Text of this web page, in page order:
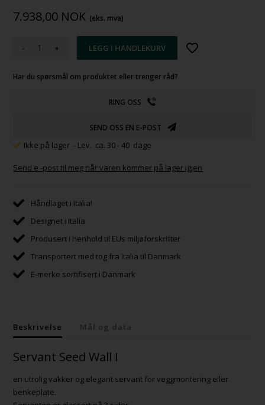
7.938,00 NOK (eks. mva)
- +
Har du spørsmål om produktet eller trenger råd?
RING OSS
SEND OSS EN E-POST
Ikke på lager - Lev. ca. 30 - 40 dage
Send e -post til meg når varen kommer på lager igjen
Håndlaget i Italia!
Designet i Italia
Produsert i henhold til EUs miljøforskrifter
Transportert med tog fra Italia til Danmark
E-merke sertifisert i Danmark
Beskrivelse Mål og data
Servant Seed Wall I
en utrolig vakker og elegant servant for veggmontering eller
benkeplate.